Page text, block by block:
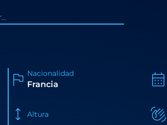
Nacionalidad
Francia
Altura